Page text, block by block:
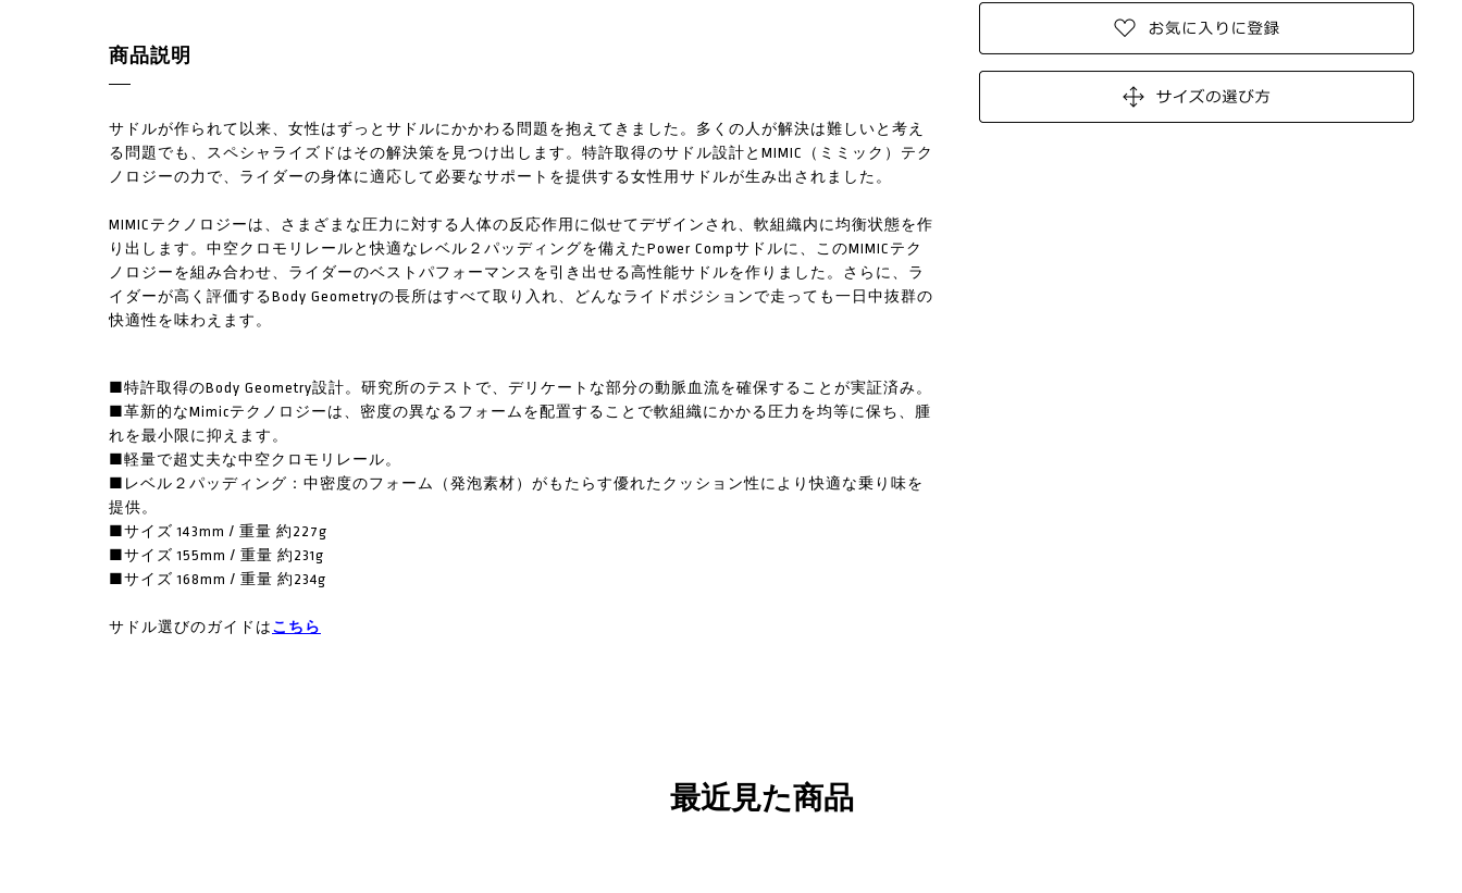
商品説明
サドルが作られて以来、女性はずっとサドルにかかわる問題を抱えてきました。多くの人が解決は難しいと考え
る問題でも、スペシャライズドはその解決策を見つけ出します。特許取得のサドル設計とMIMIC（ミミック）テク
ノロジーの力で、ライダーの身体に適応して必要なサポートを提供する女性用サドルが生み出されました。
MIMICテクノロジーは、さまざまな圧力に対する人体の反応作用に似せてデザインされ、軟組織内に均衡状態を作
り出します。中空クロモリレールと快適なレベル２パッディングを備えたPower Compサドルに、このMIMICテク
ノロジーを組み合わせ、ライダーのベストパフォーマンスを引き出せる高性能サドルを作りました。さらに、ラ
イダーが高く評価するBody Geometryの長所はすべて取り入れ、どんなライドポジションで走っても一日中抜群の
快適性を味わえます。
■特許取得のBody Geometry設計。研究所のテストで、デリケートな部分の動脈血流を確保することが実証済み。
■革新的なMimicテクノロジーは、密度の異なるフォームを配置することで軟組織にかかる圧力を均等に保ち、腫
れを最小限に抑えます。
■軽量で超丈夫な中空クロモリレール。
■レベル２パッディング：中密度のフォーム（発泡素材）がもたらす優れたクッション性により快適な乗り味を
提供。
■サイズ 143mm / 重量 約227g
■サイズ 155mm / 重量 約231g
■サイズ 168mm / 重量 約234g
サドル選びのガイドは こちら
最近見た商品